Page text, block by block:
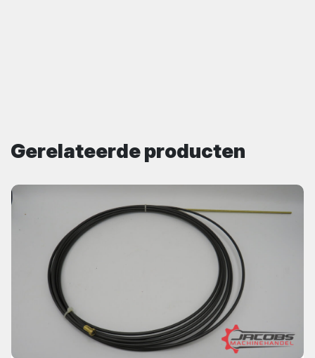
Gerelateerde producten